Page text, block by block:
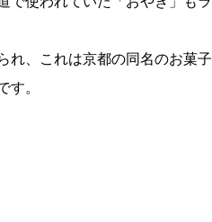
れ、これは京都の同名のお菓子
す。